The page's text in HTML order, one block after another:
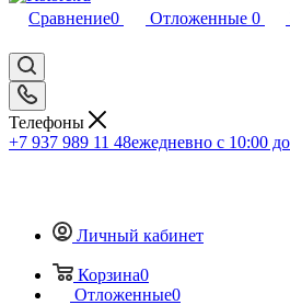
Сравнение0 Отложенные 0
Телефоны
+7 937 989 11 48ежедневно с 10:00
Личный кабинет
Корзина0
Отложенные0